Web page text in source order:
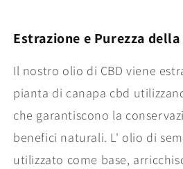
Estrazione e Purezza della
Il nostro olio di CBD viene
pianta di canapa cbd
che garantiscono la
benefici naturali. L' olio di
utilizzato come base,